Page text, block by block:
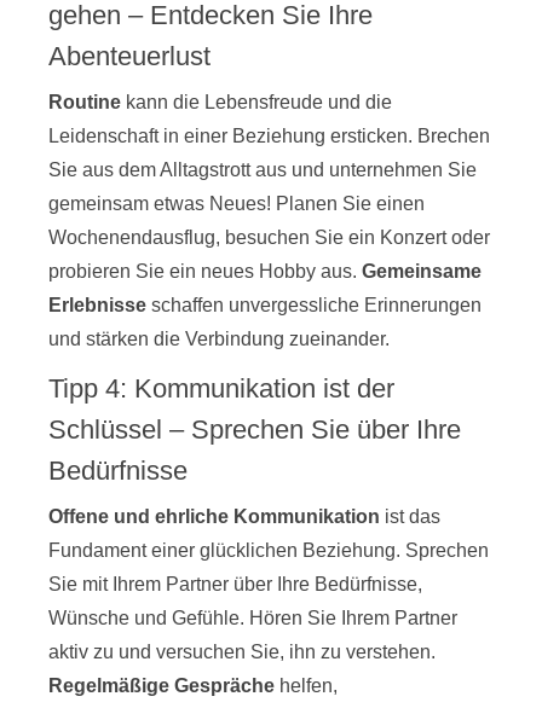
gehen – Entdecken Sie Ihre
Abenteuerlust
Routine kann die Lebensfreude und die
Leidenschaft in einer Beziehung ersticken. Brechen
Sie aus dem Alltagstrott aus und unternehmen Sie
gemeinsam etwas Neues! Planen Sie einen
Wochenendausflug, besuchen Sie ein Konzert oder
probieren Sie ein neues Hobby aus. Gemeinsame
Erlebnisse schaffen unvergessliche Erinnerungen
und stärken die Verbindung zueinander.
Tipp 4: Kommunikation ist der
Schlüssel – Sprechen Sie über Ihre
Bedürfnisse
Offene und ehrliche Kommunikation ist das
Fundament einer glücklichen Beziehung. Sprechen
Sie mit Ihrem Partner über Ihre Bedürfnisse,
Wünsche und Gefühle. Hören Sie Ihrem Partner
aktiv zu und versuchen Sie, ihn zu verstehen.
Regelmäßige Gespräche helfen,